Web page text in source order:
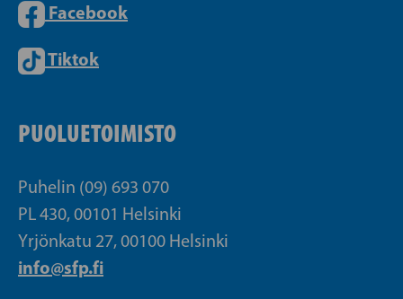
Facebook
Tiktok
PUOLUETOIMISTO
Puhelin (09) 693 070
PL 430, 00101 Helsinki
Yrjönkatu 27, 00100 Helsinki
info@sfp.fi